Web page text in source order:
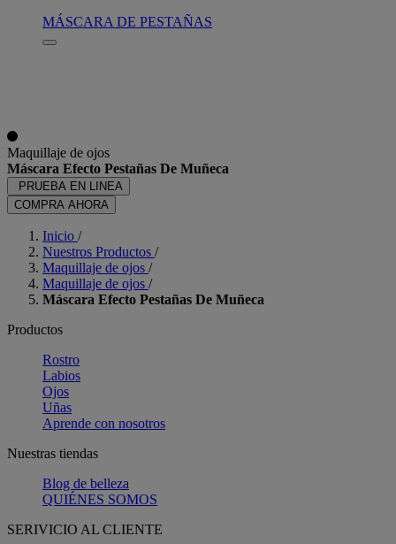
MÁSCARA DE PESTAÑAS
Maquillaje de ojos
Máscara Efecto Pestañas De Muñeca
PRUEBA EN LINEA
COMPRA AHORA
Inicio /
Nuestros Productos /
Maquillaje de ojos /
Maquillaje de ojos /
Máscara Efecto Pestañas De Muñeca
Productos
Rostro
Labios
Ojos
Uñas
Aprende con nosotros
Nuestras tiendas
Blog de belleza
QUIÉNES SOMOS
SERIVICIO AL CLIENTE